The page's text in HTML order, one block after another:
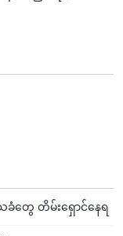
တွေ တိမ်းရှောင်နေရ